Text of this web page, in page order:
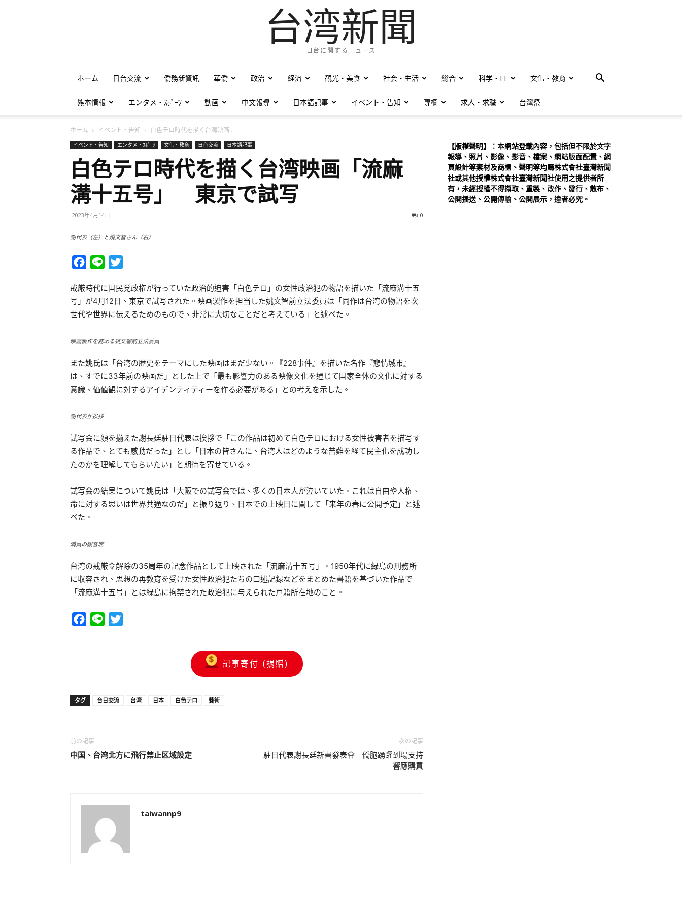
台湾新聞
日台に関するニュース
ホーム 日台交流 僑務新資訊 華僑 政治 経済 観光・美食 社会・生活 総合 科学・IT 文化・教育
熊本情報 エンタメ・ｽﾎﾟｰﾂ 動画 中文報導 日本語記事 イベント・告知 專欄 求人・求職 台灣祭
ホーム イベント・告知 白色テロ時代を描く台湾映画...
イベント・告知 エンタメ・ｽﾎﾟｰﾂ 文化・教育 日台交流 日本語記事
白色テロ時代を描く台湾映画「流麻
溝十五号」 東京で試写
2023年4月14日 0
謝代表（左）と姚文智さん（右）
Facebook
Line
戒厳時代に国民党政権が行っていた政治的迫害「白色テロ」の女性政治犯の物語を描いた「流麻溝十五
号」が4月12日、東京で試写された。映画製作を担当した姚文智前立法委員は「同作は台湾の物語を次
世代や世界に伝えるためのもので、非常に大切なことだと考えている」と述べた。
映画製作を務める姚文智前立法委員
また姚氏は「台湾の歴史をテーマにした映画はまだ少ない。『228事件』を描いた名作『悲情城市』
は、すでに33年前の映画だ」とした上で「最も影響力のある映像文化を通じて国家全体の文化に対する
意識、価値観に対するアイデンティティーを作る必要がある」との考えを示した。
謝代表が挨拶
試写会に顔を揃えた謝長廷駐日代表は挨拶で「この作品は初めて白色テロにおける女性被害者を描写す
る作品で、とても感動だった」とし「日本の皆さんに、台湾人はどのような苦難を経て民主化を成功し
たのかを理解してもらいたい」と期待を寄せている。
試写会の結果について姚氏は「大阪での試写会では、多くの日本人が泣いていた。これは自由や人権、
命に対する思いは世界共通なのだ」と振り返り、日本での上映日に関して「来年の春に公開予定」と述
べた。
満員の観客席
台湾の戒厳令解除の35周年の記念作品として上映された「流麻溝十五号」。1950年代に緑島の刑務所
に収容され、思想の再教育を受けた女性政治犯たちの口述記録などをまとめた書籍を基づいた作品で
「流麻溝十五号」とは緑島に拘禁された政治犯に与えられた戸籍所在地のこと。
Facebook
Line
記事寄付 (捐贈)
タグ 台日交流 台湾 日本 白色テロ 藝術
前の記事
中国、台湾北方に飛行禁止区域設定
次の記事
駐日代表謝長廷新書發表會 僑胞踴躍到場支持
響應購買
taiwannp9
【版權聲明】：本網站登載內容，包括但不限於文字
報導、照片、影像、影音、檔案、網站版面配置、網
頁設計等素材及商標、聲明等均屬株式會社臺灣新聞
社或其他授權株式會社臺灣新聞社使用之提供者所
有，未經授權不得擷取、重製、改作、發行、散布、
公開播送、公開傳輸、公開展示，違者必究。